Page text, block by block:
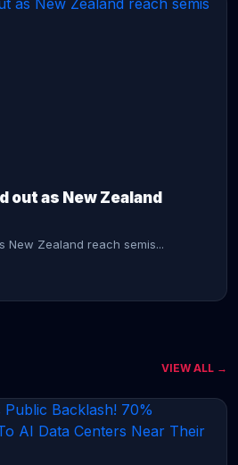
out as New Zealand
New Zealand reach semis...
VIEW ALL →